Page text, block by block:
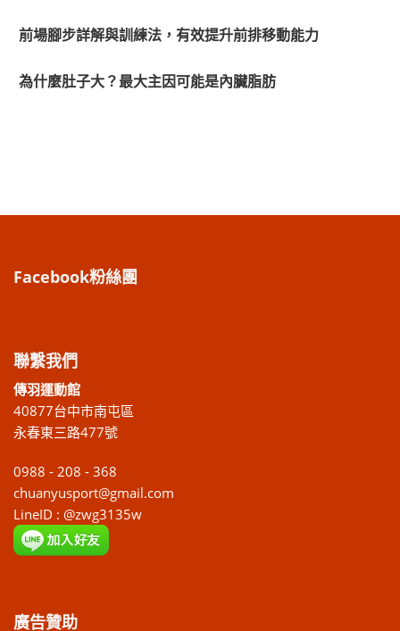
前場腳步詳解與訓練法，有效提升前排移動能力
為什麼肚子大？最大主因可能是內臟脂肪
Facebook粉絲團
聯繫我們
傳羽運動館
40877台中市南屯區
永春東三路477號
0988 - 208 - 368
chuanyusport@gmail.com
LineID : @zwg3135w
廣告贊助